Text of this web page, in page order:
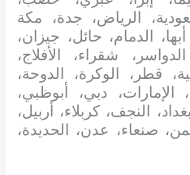
الرياض، جدة، مكة
الدمام، حائل، جيزان،
شقراء، الأفلاج،
قطر، الوكرة، الدوحة،
الإمارات، دبي، أبوظبي،
النجف، كربلاء، أربيل،
صنعاء، عدن، الحديدة،